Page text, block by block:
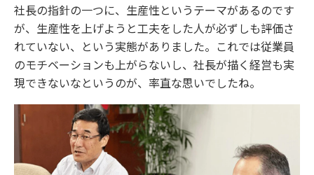
社長の指針の一つに、生産性というテーマがあるのです
が、生産性を上げようと工夫をした人が必ずしも評価さ
れていない、という実態がありました。これでは従業員
のモチベーションも上がらないし、社長が描く経営も実
現できないなというのが、率直な思いでしたね。